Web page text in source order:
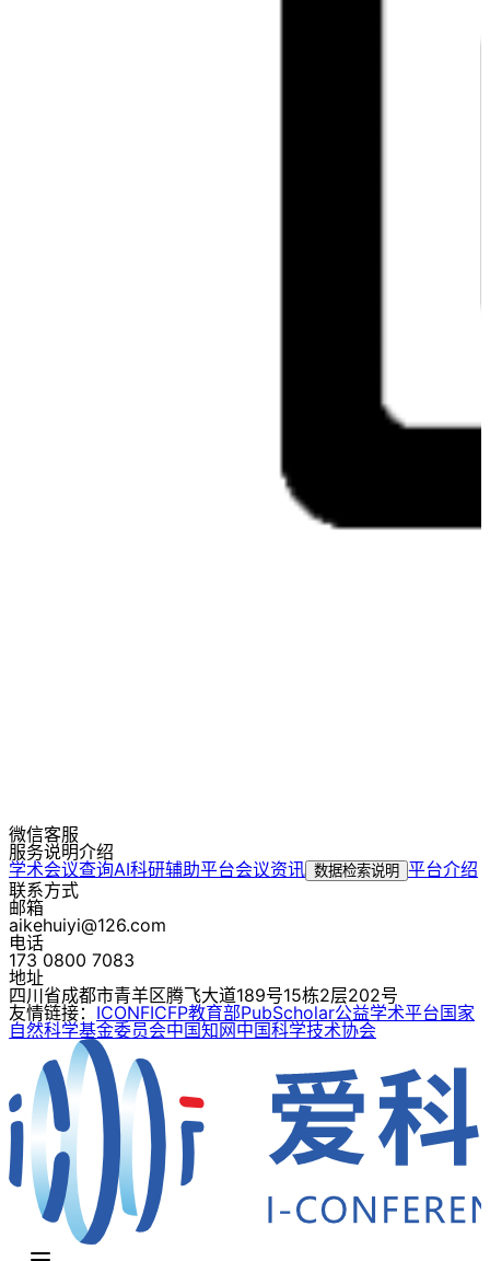
微信客服
服务说明介绍
学术会议查询AI科研辅助平台会议资讯 数据检索说明 平台介绍
联系方式
邮箱
aikehuiyi@126.com
电话
173 0800 7083
地址
四川省成都市青羊区腾飞大道189号15栋2层202号
友情链接： ICONFICFP教育部PubScholar公益学术平台国家
自然科学基金委员会中国知网中国科学技术协会